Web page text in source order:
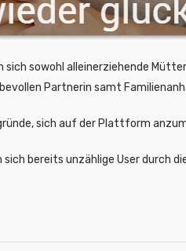
sich sowohl alleinerziehende
Partnerin samt
sich auf der Plattform
bereits unzählige User durch